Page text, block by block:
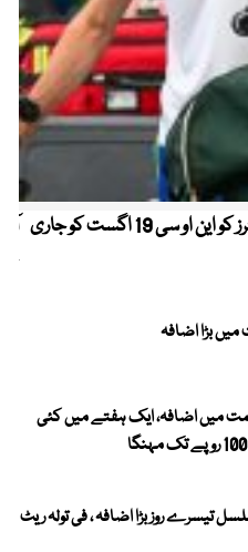
کیریبین پریمیئر لیگ ، قومی کرکٹرز کو این او سی 19 اگست کو جاری
میں اضافہ، ایک ہفتے میں کئی
تیسرے روز بڑا اضافہ ، فی تولہ ریٹ